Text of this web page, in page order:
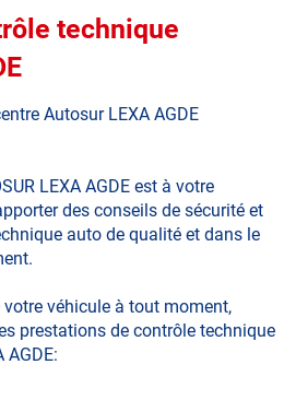
technique
Autosur LEXA AGDE
LEXA AGDE est à votre
des conseils de sécurité et
auto de qualité et dans le
votre véhicule à tout moment,
prestations de contrôle technique
AGDE: